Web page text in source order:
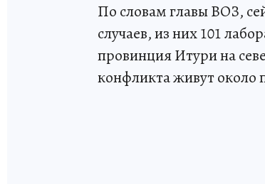
По словам главы ВОЗ,
случаев, из них 101
провинция Итури на
конфликта живут около